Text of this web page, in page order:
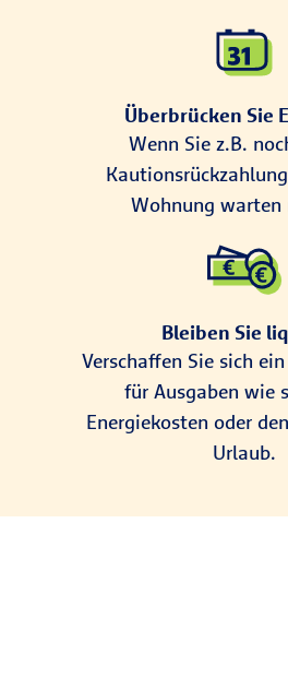
Überbrücken Sie
Wenn Sie z.B.
Wohnung warten
Bleiben Sie
Verschaffen Sie sich
für Ausgaben wie
Energiekosten oder
Urlaub.